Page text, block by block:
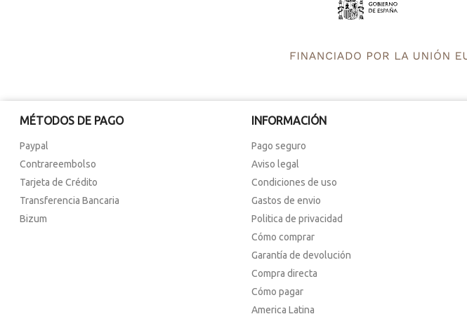
MÉTODOS DE PAGO
Paypal
Contrareembolso
Tarjeta de Crédito
Transferencia Bancaria
Bizum
INFORMACIÓN
Pago seguro
Aviso legal
Condiciones de uso
Gastos de envio
Politica de privacidad
Cómo comprar
Garantía de devolución
Compra directa
Cómo pagar
America Latina